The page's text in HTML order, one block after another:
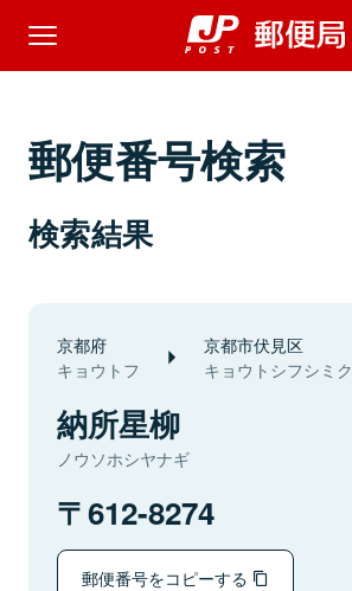
郵便番号検索
検索結果
京都府
キョウトフ
京都市伏見区
キョウトシフシミク
納所星柳
ノウソホシヤナギ
612-8274
郵便番号をコピーする